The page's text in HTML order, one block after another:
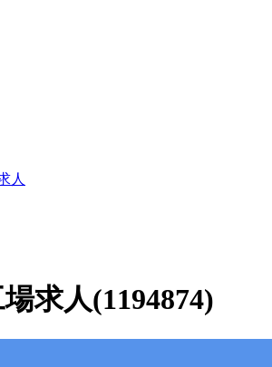
人
求人(1194874)